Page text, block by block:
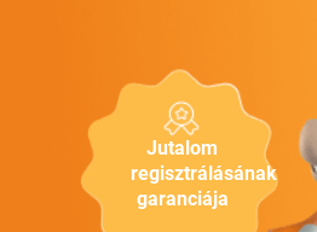
Jutalom
regisztrálásának
garanciája